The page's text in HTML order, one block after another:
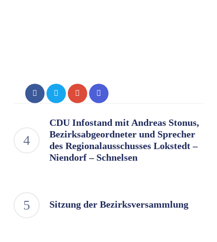
CDU Infostand mit Andreas Stonus,
Bezirksabgeordneter und Sprecher
des Regionalausschusses Lokstedt –
Niendorf – Schnelsen
Sitzung der Bezirksversammlung